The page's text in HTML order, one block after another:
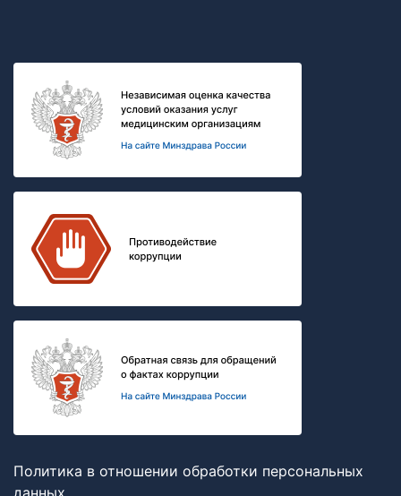
Политика в отношении обработки персональных
данных